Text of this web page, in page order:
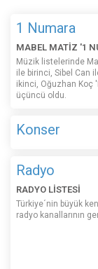
1 Numara
MABEL MATİZ '1
Müzik listelerinde
ile birinci, Sibel Can
ikinci, Oğuzhan Koç
üçüncü oldu.
Konser
Radyo
RADYO LİSTESİ
Türkiye´nin büyük
radyo kanallarının